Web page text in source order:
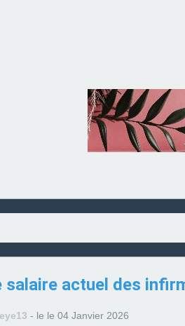
salaire actuel des
- le le 04 Janvier 2026